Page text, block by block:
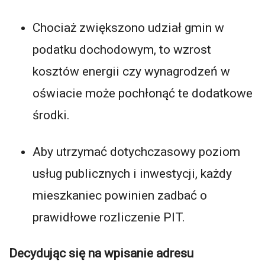
Chociaż zwiększono udział gmin w
podatku dochodowym, to wzrost
kosztów energii czy wynagrodzeń w
oświacie może pochłonąć te dodatkowe
środki.
Aby utrzymać dotychczasowy poziom
usług publicznych i inwestycji, każdy
mieszkaniec powinien zadbać o
prawidłowe rozliczenie PIT.
Decydując się na wpisanie adresu